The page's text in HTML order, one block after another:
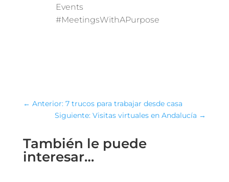
Events
#MeetingsWithAPurpose
← Anterior: 7 trucos para trabajar desde casa
Siguiente: Visitas virtuales en Andalucía →
También le puede
interesar…